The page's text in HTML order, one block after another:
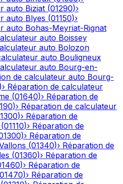
auto Biziat (01290)›
auto Blyes (01150)›
auto Bohas-Meyriat-Rignat
auto Boissey
auto Bolozon
auto Bouligneux
auto Bourg-en-
de calculateur auto Bourg-
)› Réparation de calculateur
(01640)› Réparation de
)› Réparation de calculateur
)› Réparation de
(01110)› Réparation de
)› Réparation de
(01340)› Réparation de
(01360)› Réparation de
)› Réparation de
01470)› Réparation de